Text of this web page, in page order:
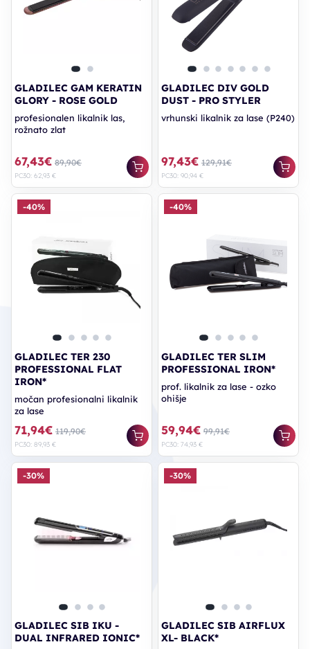
GLADILEC GAM KERATIN
GLORY - ROSE GOLD
profesionalen likalnik las,
rožnato zlat
67,43€ 89,90€
PC30: 62,93 €
GLADILEC DIV GOLD
DUST - PRO STYLER
vrhunski likalnik za lase (P240)
97,43€ 129,91€
PC30: 90,94 €
-40%
GLADILEC TER 230
PROFESSIONAL FLAT
IRON*
močan profesionalni likalnik
za lase
71,94€ 119,90€
PC30: 89,93 €
-40%
GLADILEC TER SLIM
PROFESSIONAL IRON*
prof. likalnik za lase - ozko
ohišje
59,94€ 99,91€
PC30: 74,93 €
-30%
GLADILEC SIB IKU -
DUAL INFRARED IONIC*
-30%
GLADILEC SIB AIRFLUX
XL- BLACK*